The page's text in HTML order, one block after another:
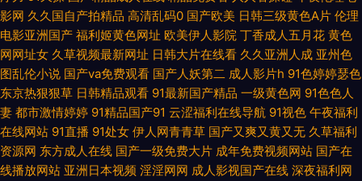
人在线观看一区 在线观看淫藏漫阁入口 91抖音官网 91玖玖 91视频首页入口
超碰9人妻 亚洲一区二区蜜桃 91噜在线观看 www久久最新 豆花二区 久槽影
院 免费三级成人网址 青娱乐国产十区 日韩一级TV 亚洲性在线 97成人资源
站护士 国产熟女91 久久品精人 欧美伦15P 先锋无码中文 在线观看你懂得 91
鲁视频 白浆AV导航 国产熟女日逼视频一区 色综日韩视频 综合涩久久 91探花
影网 久久国自产拍精品 高清乱码0 国产欧美 日韩三级黄色A片 伦理
电影亚洲国产 福利姬黄色网址 欧美伊人影院 丁香成人五月花 黄色
网网址女 久草视频最新网址 日韩大片在线看 久久亚洲人成 亚州色
图乱伦小说 国产va免费观看 国产人妖第二 成人影片h 91色婷婷瑟色
东京热狠狠草 日韩精品观看 91最新国产精品 一级黄色网 91色色人
妻 都市激情婷婷 91精品国产91 云涩福利在线导航 91视色 午夜福利
在线网站 91直播 91处女 伊人网青青草 国产又爽又黄又无 久草福利
资源网 东方成人在线 国产一级免费大片 成年免费视频网站 国产在
线播放网站 亚洲日本视频 淫淫网网 成人影视国产在线 深夜福利网